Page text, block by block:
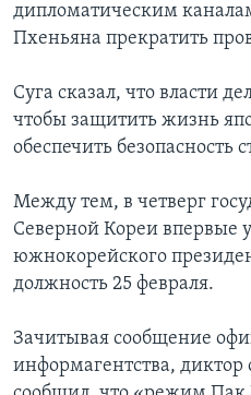
дипломатическим
Пхеньяна прекратить
Суга сказал, что власти
чтобы защитить жизнь
обеспечить безопасность
Между тем, в четверг
Северной Кореи впервые
южнокорейского
должность 25 февраля.
Зачитывая сообщение
информагентства, диктор